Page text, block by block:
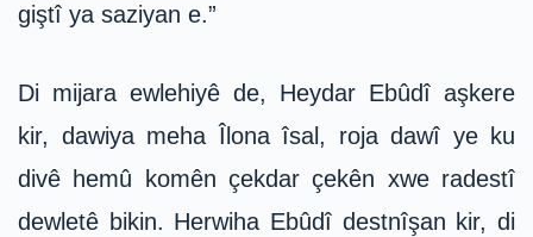
giştî ya saziyan e.”
Di mijara ewlehiyê de, Heydar Ebûdî aşkere
kir, dawiya meha Îlona îsal, roja dawî ye ku
divê hemû komên çekdar çekên xwe radestî
dewletê bikin. Herwiha Ebûdî destnîşan kir, di